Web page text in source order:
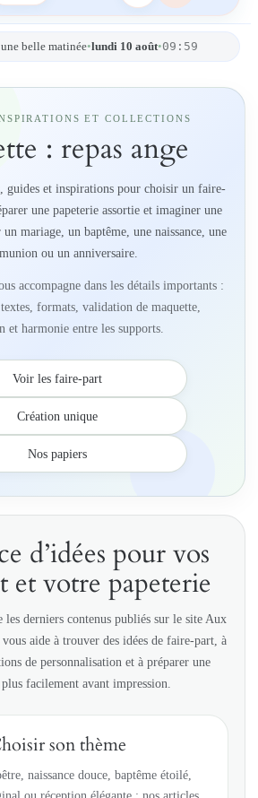
belle matinée•lundi 10 août•09:59
ET COLLECTIONS
: repas ange
guides et inspirations pour choisir un faire-
une papeterie assortie et imaginer une
mariage, un baptême, une naissance, une
ou un anniversaire.
accompagne dans les détails importants :
formats, validation de maquette,
et harmonie entre les supports.
Voir les faire-part
Création unique
Nos papiers
d’idées pour vos
et votre papeterie
les derniers contenus publiés sur le site Aux
aide à trouver des idées de faire-part, à
de personnalisation et à préparer une
facilement avant impression.
son thème
naissance douce, baptême étoilé,